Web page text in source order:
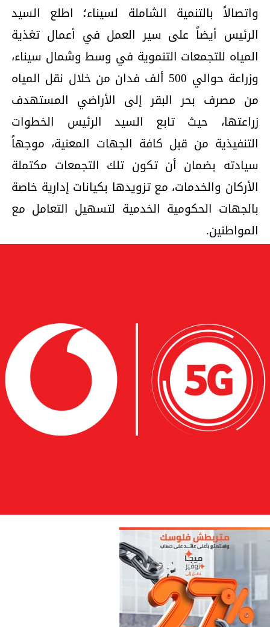
واتصالاً بالتنمية الشاملة لسيناء؛ اطلع السيد
الرئيس أيضاً على سير العمل في أعمال تغذية
المياه للتجمعات التنموية في وسط وشمال سيناء،
وزراعة حوالي 500 ألف فدان من خلال نقل المياه
من مصرف بحر البقر إلى الأراضي المستهدف
زراعتها، حيث تابع السيد الرئيس الخطوات
التنفيذية من قبل كافة الجهات المعنية، موجهاً
سيادته بضمان أن تكون تلك التجمعات مكتملة
الأركان والخدمات، مع تزويدها بكيانات إدارية خاصة
بالجهات الحكومية الخدمية لتسهيل التعامل مع
المواطنين.